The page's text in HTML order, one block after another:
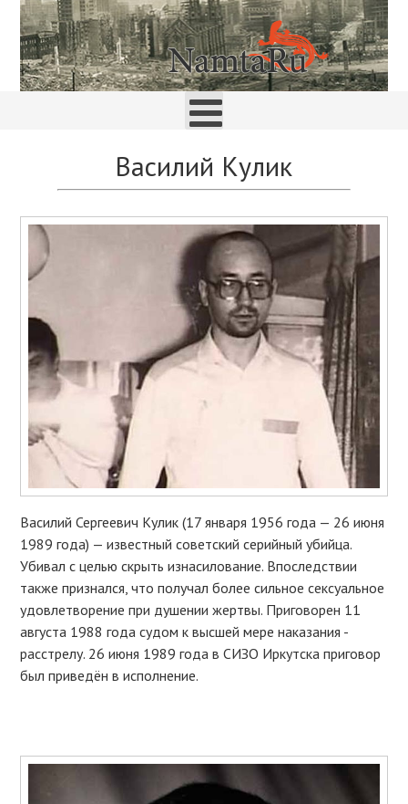
Василий Кулик
Василий Сергеевич Кулик (17 января 1956 года — 26 июня
1989 года) — известный советский серийный убийца.
Убивал с целью скрыть изнасилование. Впоследствии
также признался, что получал более сильное сексуальное
удовлетворение при душении жертвы. Приговорен 11
августа 1988 года судом к высшей мере наказания -
расстрелу. 26 июня 1989 года в СИЗО Иркутска приговор
был приведён в исполнение.